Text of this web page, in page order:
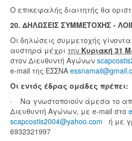
Ο επικεφαλής διαιτητής θα
20. ΔΗΛΩΣΕΙΣ ΣΥΜΜΕΤΟΧΗΣ -
Οι δηλώσεις συμμετοχής
αυστηρά μέχρι την Κυριακή 31
στον Διευθυντή Αγώνων
e-mail της ΕΣΣΝΑ
Οι εντός έδρας ομάδες πρέπει:
· Να γνωστοποιούν άμεσα το
Διευθυντή Αγώνων, με e-mail στο
scapcostis2004@yahoo.com ή με
6932321997